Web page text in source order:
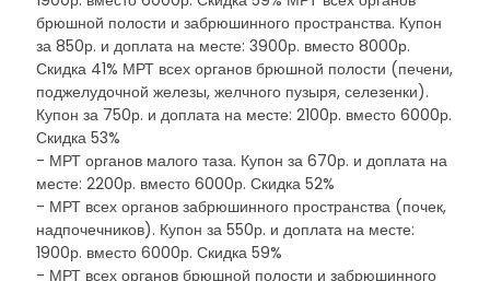
брюшной полости и забрюшинного пространства. Купон
за 850р. и доплата на месте: 3900р. вместо 8000р.
Скидка 41% МРТ всех органов брюшной полости (печени,
поджелудочной железы, желчного пузыря, селезенки).
Купон за 750р. и доплата на месте: 2100р. вместо 6000р.
Скидка 53%
- МРТ органов малого таза. Купон за 670р. и доплата на
месте: 2200р. вместо 6000р. Скидка 52%
- МРТ всех органов забрюшинного пространства (почек,
надпочечников). Купон за 550р. и доплата на месте:
1900р. вместо 6000р. Скидка 59%
- МРТ всех органов брюшной полости и забрюшинного